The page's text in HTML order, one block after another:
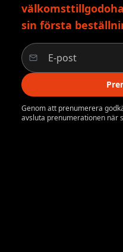
sin första
Genom att prenumerera
avsluta prenumerationen när